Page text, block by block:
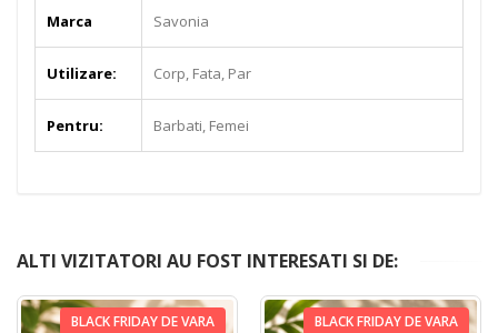
Marca Savonia
Utilizare: Corp, Fata, Par
Pentru: Barbati, Femei
ALTI VIZITATORI AU FOST INTERESATI SI DE:
BLACK FRIDAY DE VARA BLACK FRIDAY DE VARA